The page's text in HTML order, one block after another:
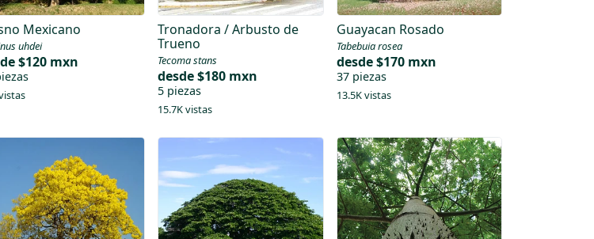
Mexicano
uhdei
$120 mxn
Tronadora / Arbusto de
Trueno
Tecoma stans
desde$180 mxn
5 piezas
15.7K vistas
Guayacan Rosado
Tabebuia rosea
desde$170 mxn
37 piezas
13.5K vistas